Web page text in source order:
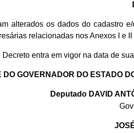
alterados os dados do cadastro
relacionadas nos Anexos I e
entra em vigor na data de
DO GOVERNADOR DO ESTADO
Deputado DAVID